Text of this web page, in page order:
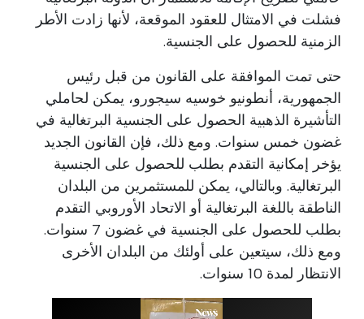
فشلت في الامتثال للعقود الموقعة، لأنها زادت الأطر
الزمنية للحصول على الجنسية.
حتى تمت الموافقة على القانون من قبل رئيس
الجمهورية، أنطونيو خوسيه سيجورو، يمكن لحاملي
التأشيرة الذهبية الحصول على الجنسية البرتغالية في
غضون خمس سنوات. ومع ذلك، فإن القانون الجديد
يؤخر إمكانية التقدم بطلب للحصول على الجنسية
البرتغالية. وبالتالي، يمكن للمستثمرين من البلدان
الناطقة باللغة البرتغالية أو الاتحاد الأوروبي التقدم
بطلب للحصول على الجنسية في غضون 7 سنوات.
ومع ذلك، سيتعين على أولئك من البلدان الأخرى
الانتظار لمدة 10 سنوات.